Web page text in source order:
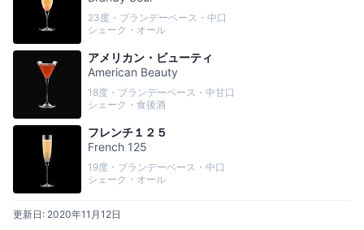
23度・ブランデーベース・中口
シェーク・オール
アメリカン・ビューティ
American Beauty
18度・ブランデーベース・中甘口
シェーク・食後酒
フレンチ１２５
French 125
19度・ブランデーベース・中口
シェーク・オール
更新日: 2020年11月12日